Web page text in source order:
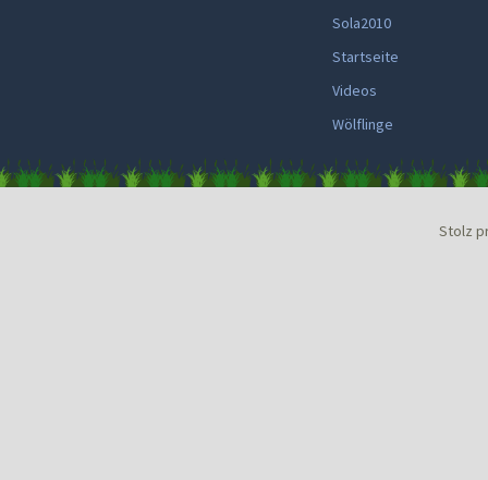
Sola2010
Startseite
Videos
Wölflinge
Stolz